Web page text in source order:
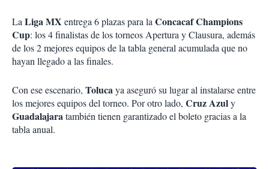
LaLiga MX entrega 6 plazas para laConcacaf Champions
Cup: los 4 finalistas de los torneos Apertura y Clausura, además
de los 2 mejores equipos de la tabla general acumulada que no
hayan llegado a las finales.
Con ese escenario, Tolucaya aseguró su lugar al instalarse entre
los mejores equipos del torneo. Por otro lado, Cruz Azuly
Guadalajaratambién tienen garantizado el boleto gracias a la
tabla anual.